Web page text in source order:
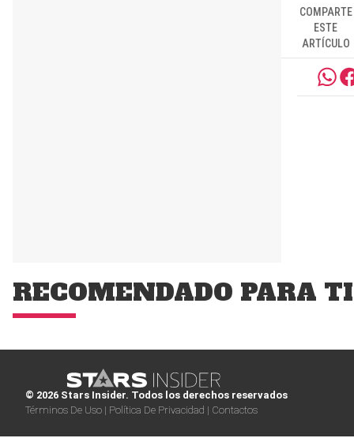
COMPARTE
ESTE
ARTÍCULO
RECOMENDADO PARA TI
© 2026 Stars Insider. Todos los derechos reservados
Términos De Uso | Política De Privacidad | Contactos